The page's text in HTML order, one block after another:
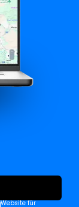
Website für